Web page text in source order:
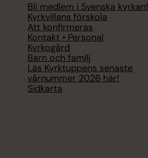
Bli medlem i Svenska kyrkan!
Kyrkvillans förskola
Att konfirmeras
Kontakt • Personal
Kyrkogård
Barn och familj
Läs Kyrktuppens senaste
vårnummer 2026 här!
Sidkarta